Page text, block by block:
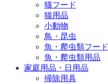
猫フード
猫用品
小動物
鳥・昆虫
魚・爬虫類フード
魚・爬虫類用品
家庭用品・日用品
掃除用具